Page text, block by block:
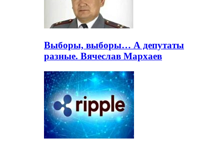
Выборы, выборы… А депутаты
разные. Вячеслав Мархаев